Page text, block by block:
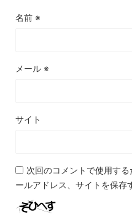
名前 ※
メール ※
サイト
次回のコメントで使用す
ールアドレス、サイトを保存